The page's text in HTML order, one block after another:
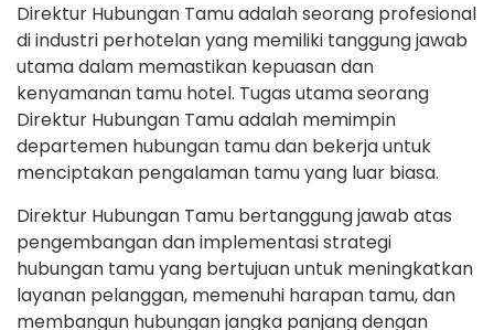
Direktur Hubungan Tamu adalah seorang profesional
di industri perhotelan yang memiliki tanggung jawab
utama dalam memastikan kepuasan dan
kenyamanan tamu hotel. Tugas utama seorang
Direktur Hubungan Tamu adalah memimpin
departemen hubungan tamu dan bekerja untuk
menciptakan pengalaman tamu yang luar biasa.
Direktur Hubungan Tamu bertanggung jawab atas
pengembangan dan implementasi strategi
hubungan tamu yang bertujuan untuk meningkatkan
layanan pelanggan, memenuhi harapan tamu, dan
membangun hubungan jangka panjang dengan